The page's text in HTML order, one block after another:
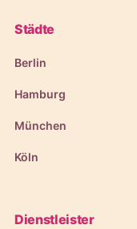
Städte
Berlin
Hamburg
München
Köln
Dienstleister